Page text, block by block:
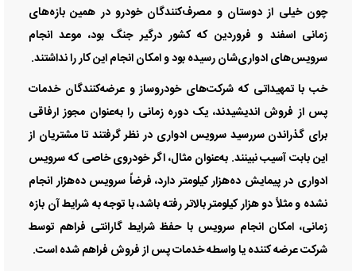
چون خیلی از دوستان و مصرف‌کنندگان خودرو در همین بازه‌های
زمانی اسفند و فروردین که کشور درگیر جنگ بود، موعد انجام
سرویس‌های ادواری‌شان رسیده بود و امکان انجام این کار را نداشتند.
خب با تمهیداتی که شرکت‌های خودروساز و عرضه‌کنندگان خدمات
پس از فروش اندیشیدند، یک دوره زمانی را به‌عنوان مجوز ارفاقی
برای گذراندن سررسید سرویس ادواری در نظر گرفتند تا مشتریان از
این بابت آسیب نبینند. به‌عنوان مثال، اگر خودروی خاصی که سرویس
ادواری در پیمایش ده‌هزار کیلومتر دارد، فرضاً سرویس ده‌هزار انجام
نشده و مثلاً دو هزار کیلومتر بالاتر رفته باشد، با توجه به شرایط آن بازه
زمانی، امکان انجام سرویس با حفظ شرایط گارانتی فراهم توسط
شرکت عرضه کننده یا واسطه خدمات پس از فروش فراهم شده است.